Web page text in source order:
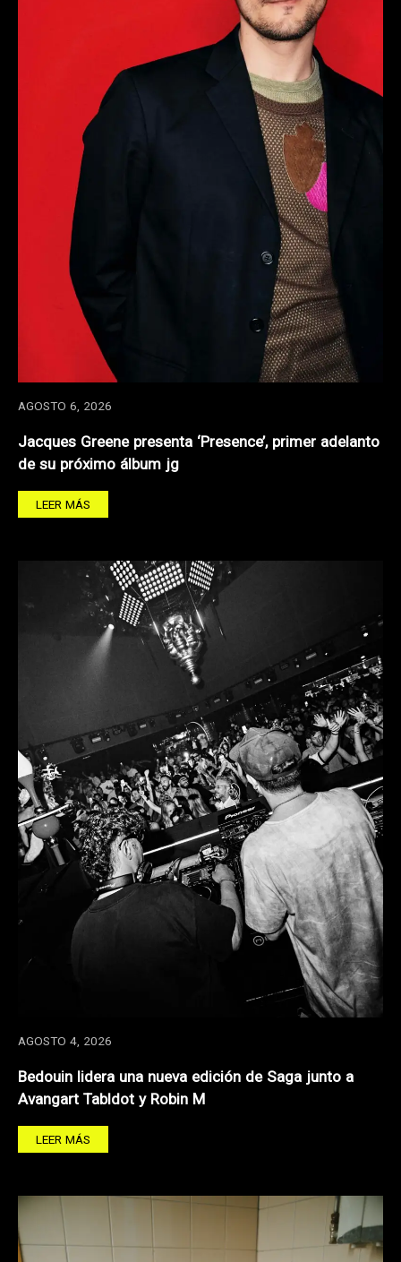
AGOSTO 6, 2026
Jacques Greene presenta ‘Presence’, primer adelanto
de su próximo álbum jg
LEER MÁS
AGOSTO 4, 2026
Bedouin lidera una nueva edición de Saga junto a
Avangart Tabldot y Robin M
LEER MÁS